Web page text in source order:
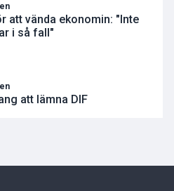
att vända ekonomin: "Inte
i så fall"
att lämna DIF